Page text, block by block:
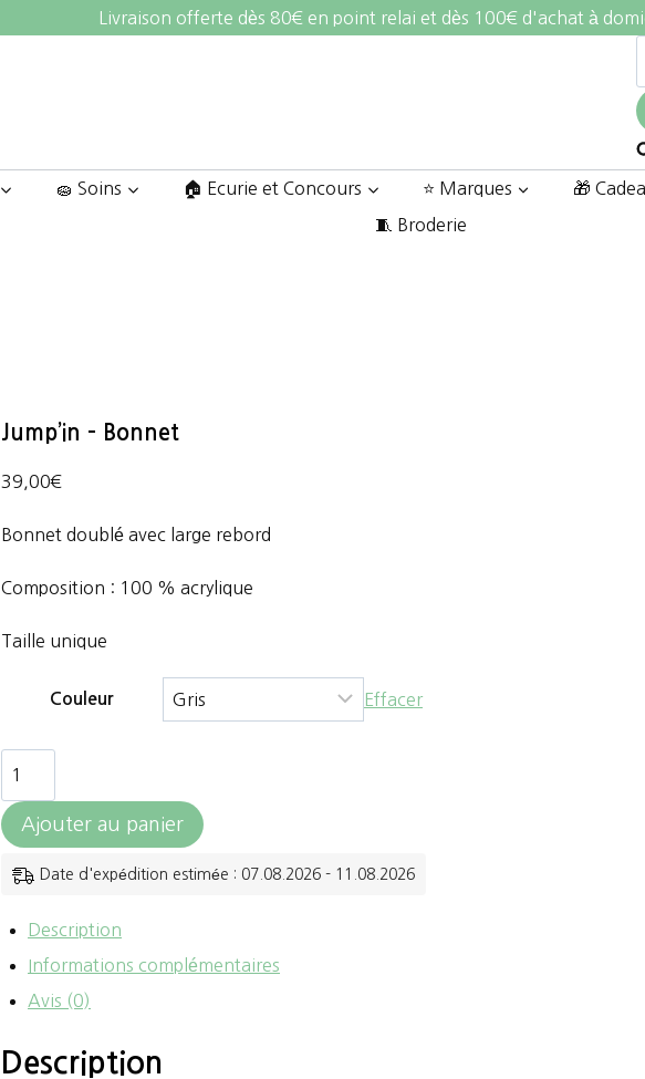
Livraison offerte dès 80€ en point relai et dès 100€ d'achat à
🧽 Soins 🏠 Ecurie et Concours ⭐ Marques 🎁
🧵 Broderie
Jump’in – Bonnet
39,00€
Bonnet doublé avec large rebord
Composition : 100 % acrylique
Taille unique
Couleur Effacer
quantité
de
Jump'in
Ajouter au panier
Date d'expédition estimée : 07.08.2026 - 11.08.2026
Description
Informations complémentaires
Avis (0)
Description